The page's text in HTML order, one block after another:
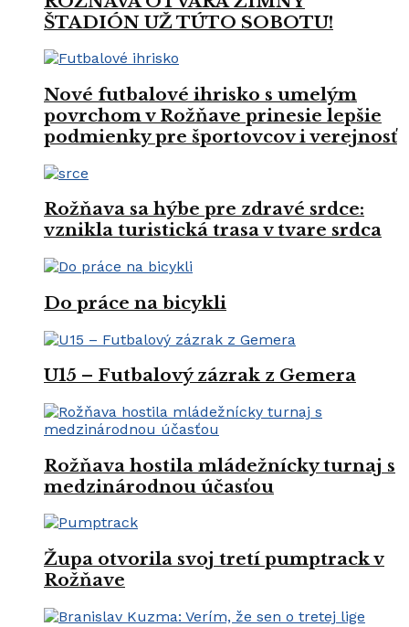
ŠTADIÓN UŽ TÚTO SOBOTU!
Nové futbalové ihrisko s umelým
povrchom v Rožňave prinesie lepšie
podmienky pre športovcov i verejnosť
Rožňava sa hýbe pre zdravé srdce:
vznikla turistická trasa v tvare srdca
Do práce na bicykli
U15 – Futbalový zázrak z Gemera
Rožňava hostila mládežnícky turnaj s
medzinárodnou účasťou
Župa otvorila svoj tretí pumptrack v
Rožňave